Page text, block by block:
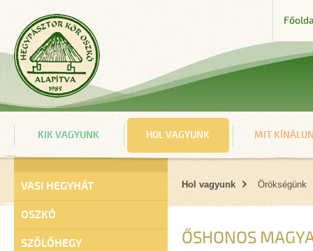
KIK VAGYUNK HOL VAGYUNK MIT
VASI HEGYHÁT
OSZKÓ
SZŐLŐHEGY
Hol vagyunk Örökségünk
ŐSHONOS